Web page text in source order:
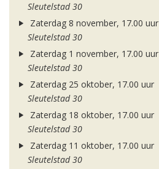
Sleutelstad 30
Zaterdag 8 november, 17.00 uur
Sleutelstad 30
Zaterdag 1 november, 17.00 uur
Sleutelstad 30
Zaterdag 25 oktober, 17.00 uur
Sleutelstad 30
Zaterdag 18 oktober, 17.00 uur
Sleutelstad 30
Zaterdag 11 oktober, 17.00 uur
Sleutelstad 30